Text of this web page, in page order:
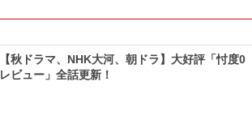
【秋ドラマ、NHK大河、朝ドラ】大好評「忖度0
レビュー」全話更新！